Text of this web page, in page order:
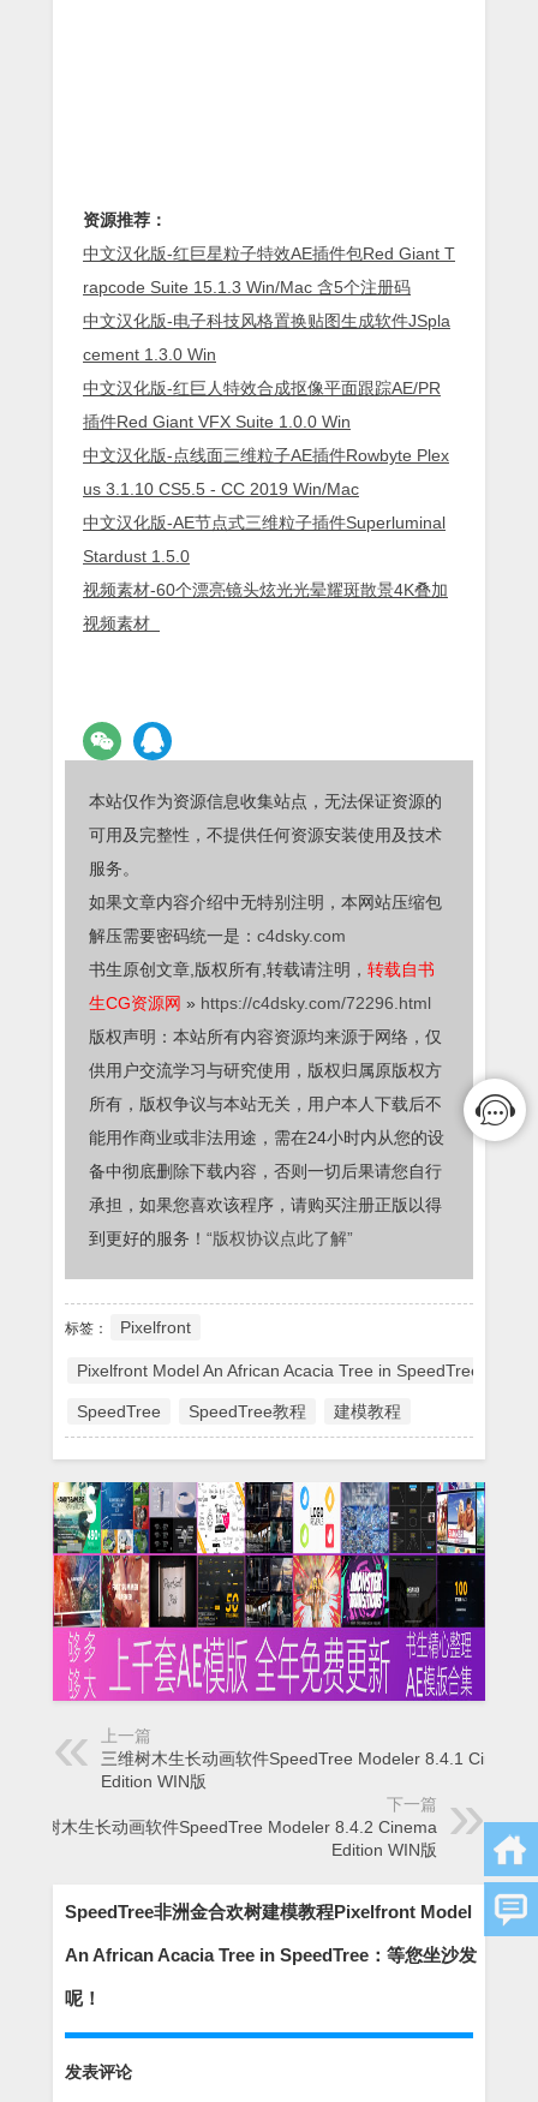
资源推荐：
中文汉化版-红巨星粒子特效AE插件包Red Giant T
rapcode Suite 15.1.3 Win/Mac 含5个注册码
中文汉化版-电子科技风格置换贴图生成软件JSpla
cement 1.3.0 Win
中文汉化版-红巨人特效合成抠像平面跟踪AE/PR
插件Red Giant VFX Suite 1.0.0 Win
中文汉化版-点线面三维粒子AE插件Rowbyte Plex
us 3.1.10 CS5.5 - CC 2019 Win/Mac
中文汉化版-AE节点式三维粒子插件Superluminal
Stardust 1.5.0
视频素材-60个漂亮镜头炫光光晕耀斑散景4K叠加
视频素材
本站仅作为资源信息收集站点，无法保证资源的
可用及完整性，不提供任何资源安装使用及技术
服务。
如果文章内容介绍中无特别注明，本网站压缩包
解压需要密码统一是： c4dsky.com
书生原创文章,版权所有,转载请注明， 转载自书
生CG资源网 » https://c4dsky.com/72296.html
版权声明：本站所有内容资源均来源于网络，仅
供用户交流学习与研究使用，版权归属原版权方
所有，版权争议与本站无关，用户本人下载后不
能用作商业或非法用途，需在24小时内从您的设
备中彻底删除下载内容，否则一切后果请您自行
承担，如果您喜欢该程序，请购买注册正版以得
到更好的服务！ “版权协议点此了解”
标签： Pixelfront
Pixelfront Model An African Acacia Tree in SpeedTree
SpeedTree SpeedTree教程 建模教程
上一篇
三维树木生长动画软件SpeedTree Modeler 8.4.1 Cinema
Edition WIN版
下一篇
三维树木生长动画软件SpeedTree Modeler 8.4.2 Cinema
Edition WIN版
SpeedTree非洲金合欢树建模教程Pixelfront Model
An African Acacia Tree in SpeedTree：等您坐沙发
呢！
发表评论